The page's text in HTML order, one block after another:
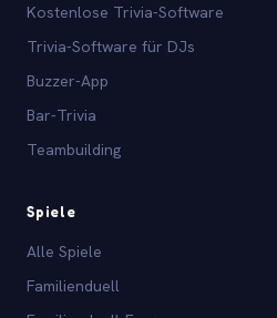
Kostenlose Trivia-Software
Trivia-Software für DJs
Buzzer-App
Bar-Trivia
Teambuilding
Spiele
Alle Spiele
Familienduell